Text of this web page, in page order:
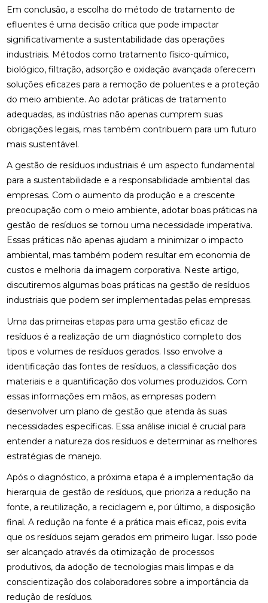
Em conclusão, a escolha do método de tratamento de
efluentes é uma decisão crítica que pode impactar
significativamente a sustentabilidade das operações
industriais. Métodos como tratamento físico-químico,
biológico, filtração, adsorção e oxidação avançada oferecem
soluções eficazes para a remoção de poluentes e a proteção
do meio ambiente. Ao adotar práticas de tratamento
adequadas, as indústrias não apenas cumprem suas
obrigações legais, mas também contribuem para um futuro
mais sustentável.
A gestão de resíduos industriais é um aspecto fundamental
para a sustentabilidade e a responsabilidade ambiental das
empresas. Com o aumento da produção e a crescente
preocupação com o meio ambiente, adotar boas práticas na
gestão de resíduos se tornou uma necessidade imperativa.
Essas práticas não apenas ajudam a minimizar o impacto
ambiental, mas também podem resultar em economia de
custos e melhoria da imagem corporativa. Neste artigo,
discutiremos algumas boas práticas na gestão de resíduos
industriais que podem ser implementadas pelas empresas.
Uma das primeiras etapas para uma gestão eficaz de
resíduos é a realização de um diagnóstico completo dos
tipos e volumes de resíduos gerados. Isso envolve a
identificação das fontes de resíduos, a classificação dos
materiais e a quantificação dos volumes produzidos. Com
essas informações em mãos, as empresas podem
desenvolver um plano de gestão que atenda às suas
necessidades específicas. Essa análise inicial é crucial para
entender a natureza dos resíduos e determinar as melhores
estratégias de manejo.
Após o diagnóstico, a próxima etapa é a implementação da
hierarquia de gestão de resíduos, que prioriza a redução na
fonte, a reutilização, a reciclagem e, por último, a disposição
final. A redução na fonte é a prática mais eficaz, pois evita
que os resíduos sejam gerados em primeiro lugar. Isso pode
ser alcançado através da otimização de processos
produtivos, da adoção de tecnologias mais limpas e da
conscientização dos colaboradores sobre a importância da
redução de resíduos.